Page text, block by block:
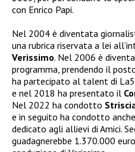
con Enrico Papi.
Nel 2004 è diventata
una rubrica riservata a lei
Verissimo. Nel 2006 è
programma, prendendo il
ha partecipato al talent di La5,
e nel 2018 ha presentato il
Nel 2022 ha condotto
e in seguito ha condotto anche
dedicato agli allievi di Amici.
guadagnerebbe 1.370.000